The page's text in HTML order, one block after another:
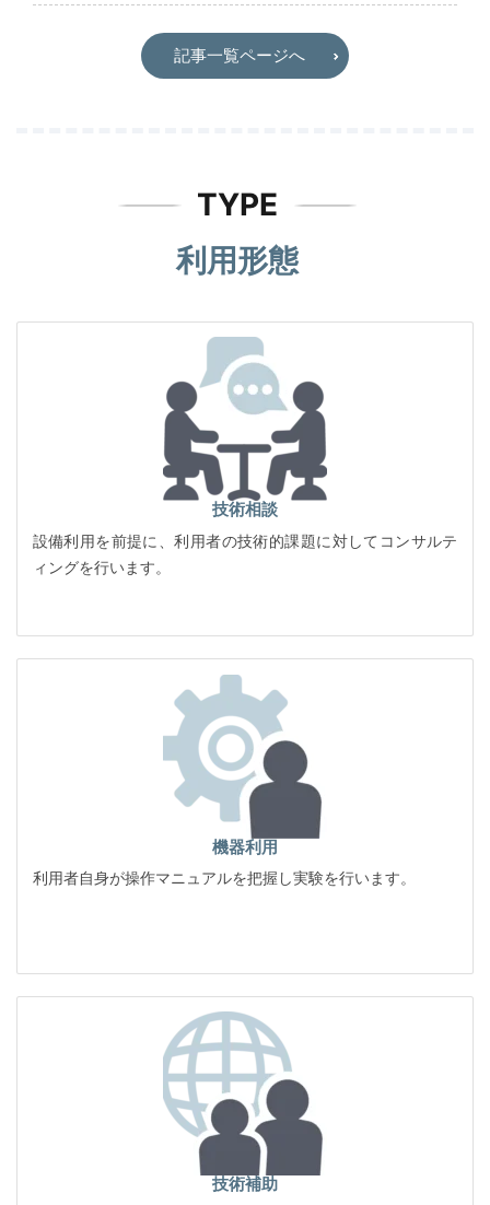
記事一覧ページへ
TYPE
利用形態
技術相談
設備利用を前提に、利用者の技術的課題に対してコンサルテ
ィングを行います。
機器利用
利用者自身が操作マニュアルを把握し実験を行います。
技術補助